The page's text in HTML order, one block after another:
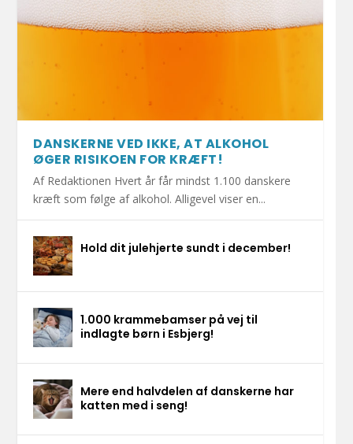
DANSKERNE VED IKKE, AT ALKOHOL
ØGER RISIKOEN FOR KRÆFT!
Af Redaktionen Hvert år får mindst 1.100 danskere
kræft som følge af alkohol. Alligevel viser en...
Hold dit julehjerte sundt i december!
1.000 krammebamser på vej til
indlagte børn i Esbjerg!
Mere end halvdelen af danskerne har
katten med i seng!